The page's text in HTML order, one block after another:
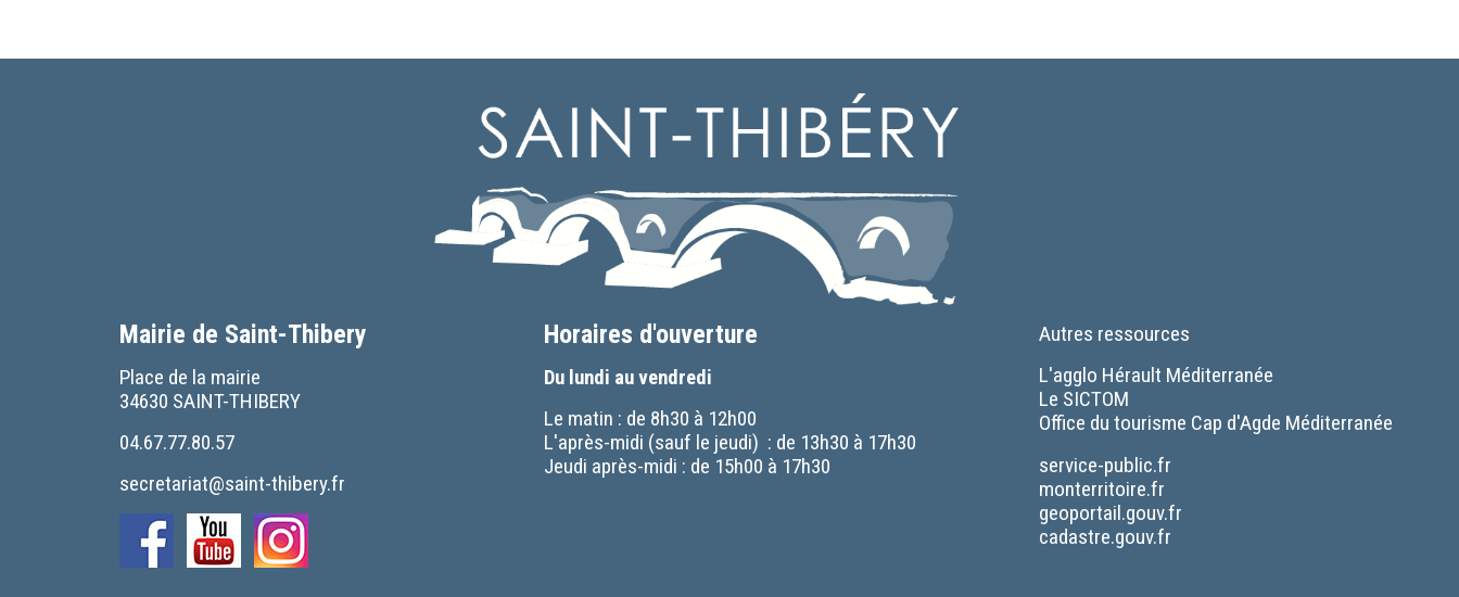
Mairie de Saint-Thibery
Place de la mairie
34630 SAINT-THIBERY
04.67.77.80.57
secretariat@saint-thibery.fr
Horaires d'ouverture
Du lundi au vendredi
Le matin : de 8h30 à 12h00
L'après-midi (sauf le jeudi) : de 13h30 à 17h30
Jeudi après-midi : de 15h00 à 17h30
Autres ressources
L'agglo Hérault Méditerranée
Le SICTOM
Office du tourisme Cap d'Agde Méditerranée
Séparateur
service-public.fr
monterritoire.fr
geoportail.gouv.fr
cadastre.gouv.fr